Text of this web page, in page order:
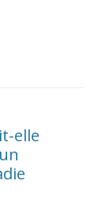
principal
elle